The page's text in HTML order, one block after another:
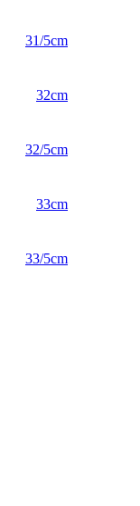
31/5cm
32cm
32/5cm
33cm
33/5cm